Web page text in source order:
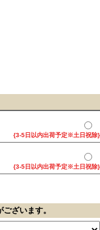
{3-5日以内出荷予定※土日祝除}
{3-5日以内出荷予定※土日祝除}
ざいます。